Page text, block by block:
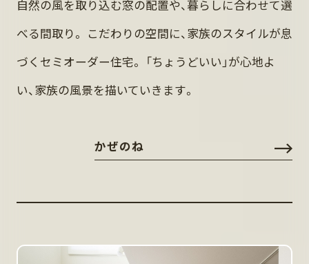
自然の風を取り込む窓の配置や、暮らしに合わせて選
べる間取り。 こだわりの空間に、家族のスタイルが息
づくセミオーダー住宅。 「ちょうどいい」が心地よ
い、家族の風景を描いていきます。
かぜのね